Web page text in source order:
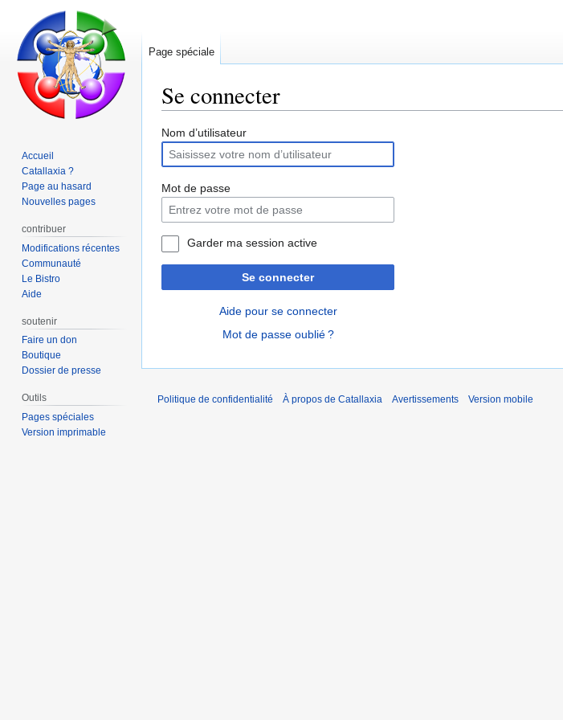
Se connecter
Aller
la
navigation
Aller
la
recherche
Nom d’utilisateur
Mot de passe
Garder ma session active
Se connecter
Aide pour se connecter
Mot de passe oublié ?
Page spéciale
Accueil
Catallaxia ?
Page au hasard
Nouvelles pages
contribuer
Modifications récentes
Communauté
Le Bistro
Aide
soutenir
Faire un don
Boutique
Dossier de presse
Outils
Pages spéciales
Version imprimable
Politique de confidentialité À propos de Catallaxia Avertissements Version mobile